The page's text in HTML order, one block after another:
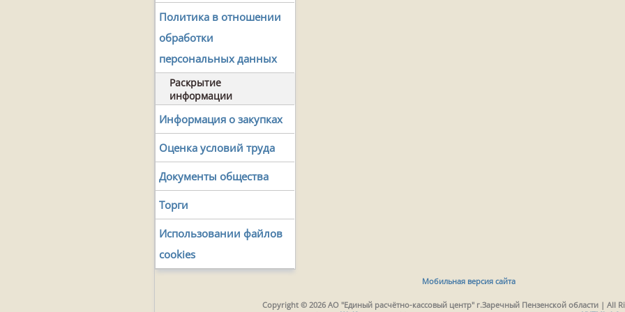
Политика в отношении
обработки
персональных данных
Раскрытие
информации
Информация о закупках
Оценка условий труда
Документы общества
Торги
Использовании файлов
cookies
Мобильная версия сайта
Copyright © 2026 АО "Единый расчётно-кассовый центр" г.Заречный Пензенской области | All